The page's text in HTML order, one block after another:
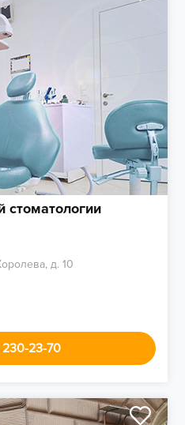
стоматологии
д. 10
230-23-70